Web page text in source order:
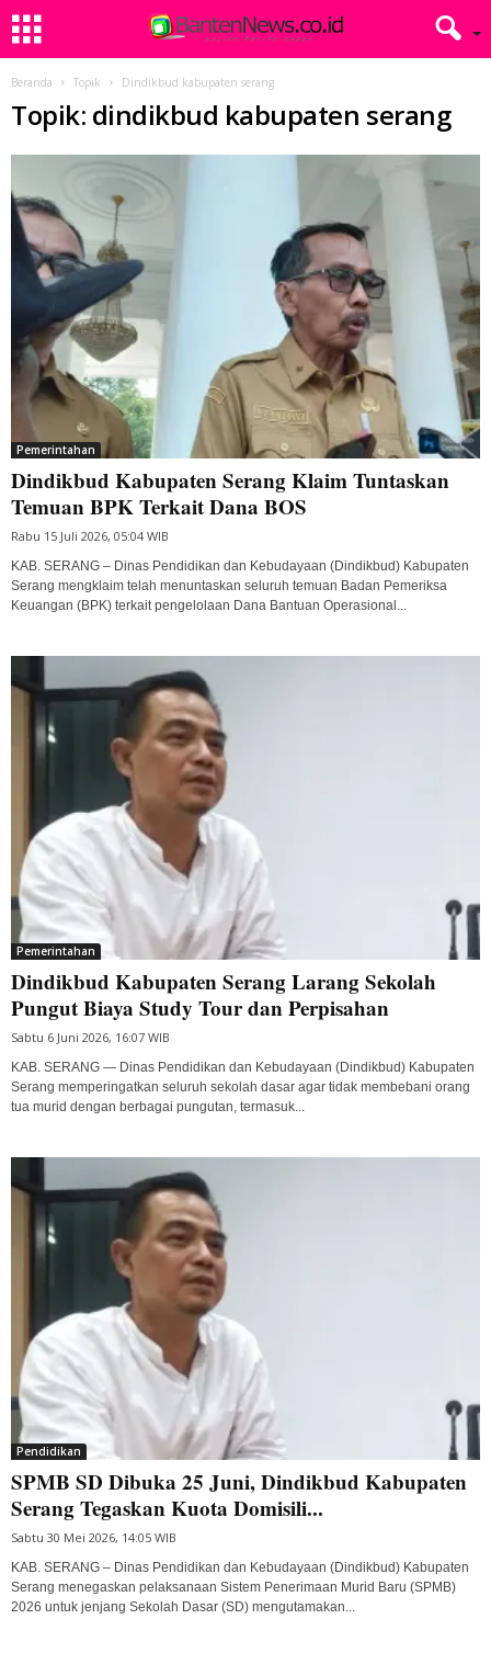
Beranda Topik Dindikbud kabupaten serang
Topik: dindikbud kabupaten serang
Pemerintahan
Dindikbud Kabupaten Serang Klaim Tuntaskan
Temuan BPK Terkait Dana BOS
Rabu 15 Juli 2026, 05:04 WIB
KAB. SERANG – Dinas Pendidikan dan Kebudayaan (Dindikbud) Kabupaten
Serang mengklaim telah menuntaskan seluruh temuan Badan Pemeriksa
Keuangan (BPK) terkait pengelolaan Dana Bantuan Operasional...
Pemerintahan
Dindikbud Kabupaten Serang Larang Sekolah
Pungut Biaya Study Tour dan Perpisahan
Sabtu 6 Juni 2026, 16:07 WIB
KAB. SERANG — Dinas Pendidikan dan Kebudayaan (Dindikbud) Kabupaten
Serang memperingatkan seluruh sekolah dasar agar tidak membebani orang
tua murid dengan berbagai pungutan, termasuk...
Pendidikan
SPMB SD Dibuka 25 Juni, Dindikbud Kabupaten
Serang Tegaskan Kuota Domisili...
Sabtu 30 Mei 2026, 14:05 WIB
KAB. SERANG – Dinas Pendidikan dan Kebudayaan (Dindikbud) Kabupaten
Serang menegaskan pelaksanaan Sistem Penerimaan Murid Baru (SPMB)
2026 untuk jenjang Sekolah Dasar (SD) mengutamakan...